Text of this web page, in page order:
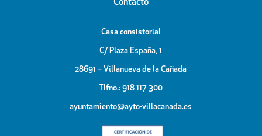
Contacto
Casa consistorial
C/ Plaza España, 1
28691 – Villanueva de la Cañada
Tlfno.: 918 117 300
ayuntamiento@ayto-villacanada.es